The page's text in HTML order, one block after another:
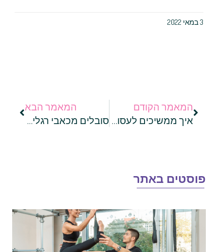
המאמר הקודם
איך ממשיכים לעסוק בספורט אחרי תאונת דרכים?
המאמר הבא
סובלים מכאבי רגליים אחרי ריצה? יש לזה הסבר
באתר